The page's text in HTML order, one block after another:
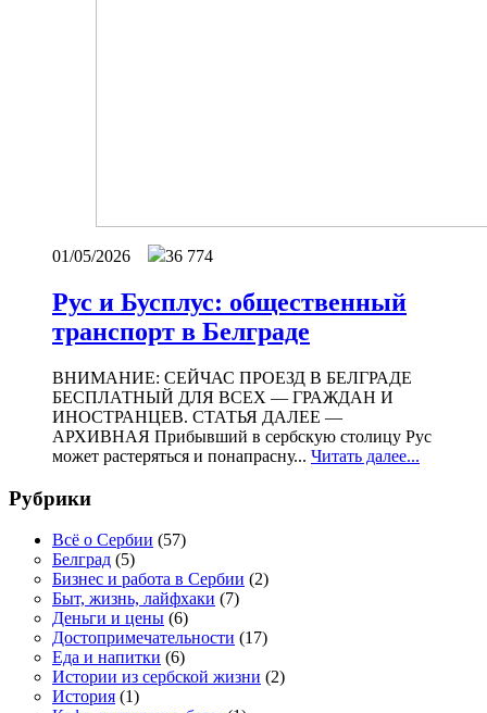
01/05/2026 36 774
Рус и Бусплус: общественный
транспорт в Белграде
ВНИМАНИЕ: СЕЙЧАС ПРОЕЗД В БЕЛГРАДЕ
БЕСПЛАТНЫЙ ДЛЯ ВСЕХ — ГРАЖДАН И
ИНОСТРАНЦЕВ. СТАТЬЯ ДАЛЕЕ —
АРХИВНАЯ Прибывший в сербскую столицу Рус
может растеряться и понапрасну... Читать далее...
Рубрики
Всё о Сербии (57)
Белград (5)
Бизнес и работа в Сербии (2)
Быт, жизнь, лайфхаки (7)
Деньги и цены (6)
Достопримечательности (17)
Еда и напитки (6)
Истории из сербской жизни (2)
История (1)